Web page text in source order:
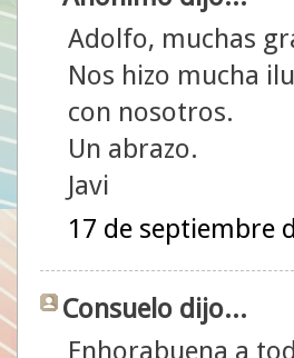
Adolfo, muchas
Nos hizo mucha
con nosotros.
Un abrazo.
Javi
17 de septiembre
Consuelo dijo...
Enhorabuena a